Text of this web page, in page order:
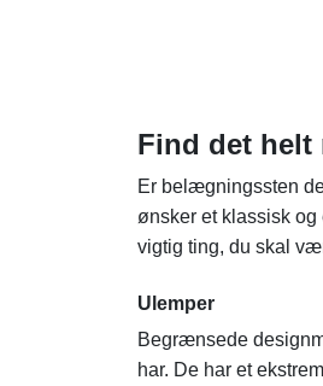
Find det
Er belægningssten
ønsker et klassisk
vigtig ting, du skal
Ulemper
Begrænsede
har. De har et